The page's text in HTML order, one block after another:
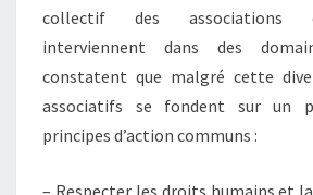
collectif des associations
interviennent dans des
constatent que malgré cette
associatifs se fondent sur un
principes d’action communs :
– Respecter les droits humains et